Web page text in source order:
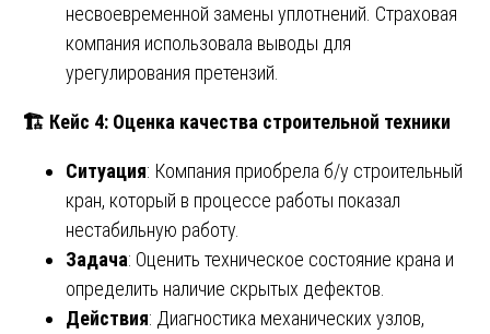
несвоевременной замены уплотнений. Страховая
компания использовала выводы для
урегулирования претензий.
🏗 ️ Кейс 4: Оценка качества строительной техники
Ситуация: Компания приобрела б/у строительный
кран, который в процессе работы показал
нестабильную работу.
Задача: Оценить техническое состояние крана и
определить наличие скрытых дефектов.
Действия: Диагностика механических узлов,